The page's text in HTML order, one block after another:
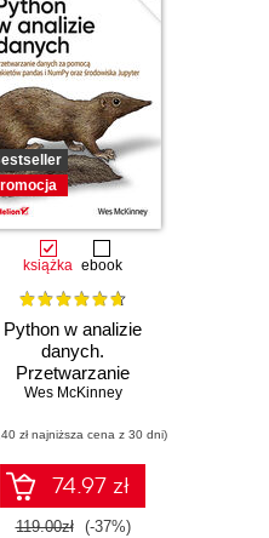
książka ebook
Python w analizie
danych.
Przetwarzanie
danych za pomocą
NumPy oraz
środowiska
Jupyter. Wydanie
III
Wes McKinney
zł najniższa cena z 30 dni)
74.97 zł
119.00zł (-37%)